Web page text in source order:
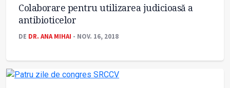
Colaborare pentru utilizarea judicioasă a
antibioticelor
DE DR. ANA MIHAI - NOV. 16, 2018